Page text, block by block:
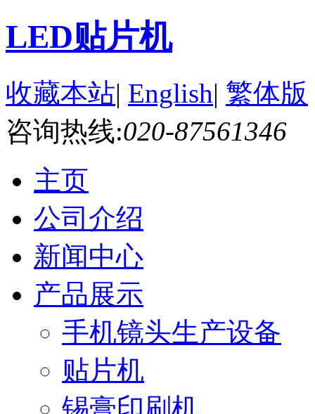
LED贴片机
收藏本站| English| 繁体版
咨询热线:020-87561346
主页
公司介绍
新闻中心
产品展示
手机镜头生产设备
贴片机
锡膏印刷机